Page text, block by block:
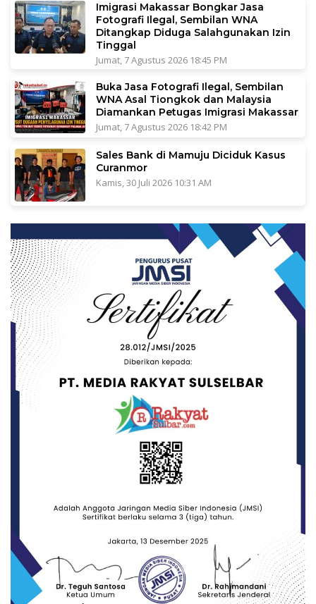
Imigrasi Makassar Bongkar Jasa
Fotografi Ilegal, Sembilan WNA
Ditangkap Diduga Salahgunakan Izin
Tinggal
Jumat, 7 Agustus 2026 18:45 PM
Buka Jasa Fotografi Ilegal, Sembilan
WNA Asal Tiongkok dan Malaysia
Diamankan Petugas Imigrasi Makassar
Jumat, 7 Agustus 2026 18:42 PM
Sales Bank di Mamuju Diciduk Kasus
Curanmor
Kamis, 30 Juli 2026 10:31 AM